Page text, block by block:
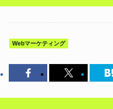
Webマーケティング